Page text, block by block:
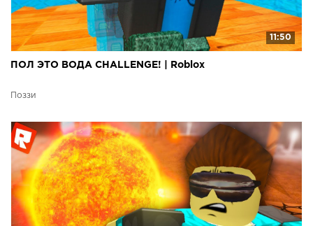
11:50
ПОЛ ЭТО ВОДА CHALLENGE! | Roblox
Поззи